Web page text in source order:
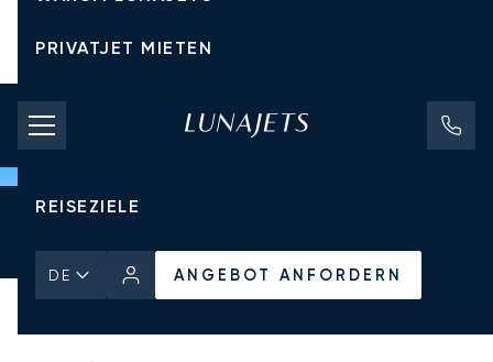
PRIVATJET MIETEN
CHARTERPREISE
PRIVATJETS
REISEZIELE
DE ANGEBOT ANFORDERN